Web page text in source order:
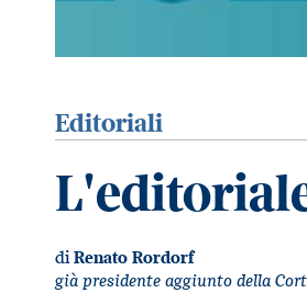
Editoriali
di Renato Rordorf
già presidente aggiunto della